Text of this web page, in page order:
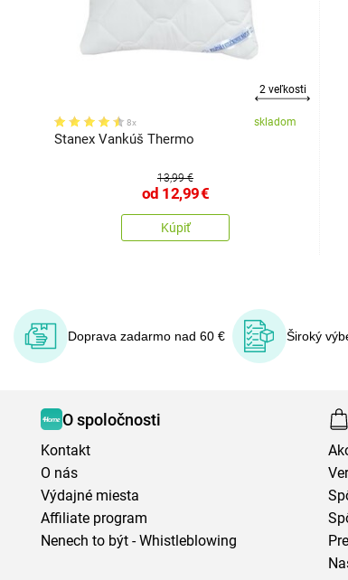
2 veľkosti
8x skladom
Stanex Vankúš Thermo
13,99 €
od 12,99€
Kúpiť
Doprava zadarmo nad 60 € Široký
O spoločnosti
Kontakt
O nás
Výdajné miesta
Affiliate program
Nenech to být - Whistleblowing